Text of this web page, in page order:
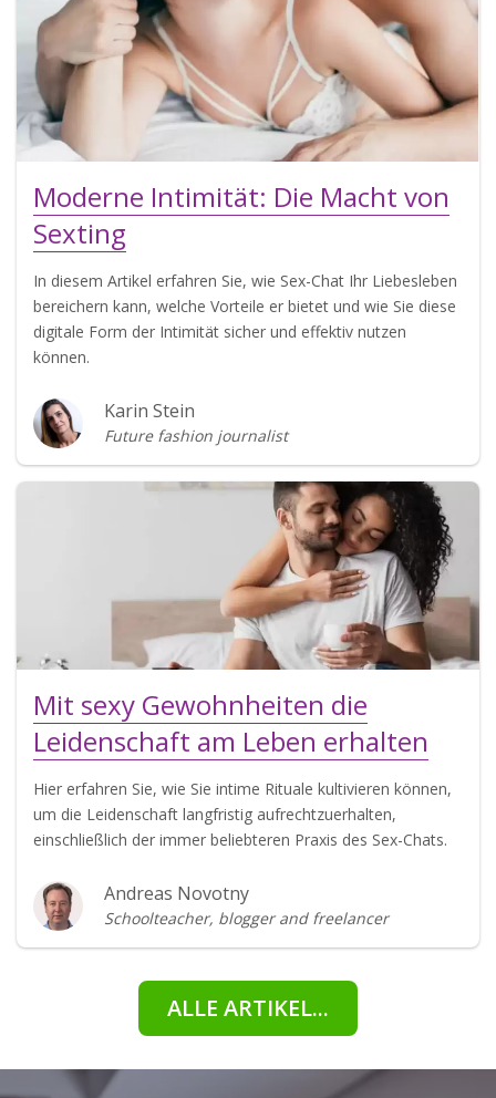
Moderne Intimität: Die Macht von
Sexting
In diesem Artikel erfahren Sie, wie Sex-Chat Ihr Liebesleben
bereichern kann, welche Vorteile er bietet und wie Sie diese
digitale Form der Intimität sicher und effektiv nutzen
können.
Karin Stein
Future fashion journalist
Mit sexy Gewohnheiten die
Leidenschaft am Leben erhalten
Hier erfahren Sie, wie Sie intime Rituale kultivieren können,
um die Leidenschaft langfristig aufrechtzuerhalten,
einschließlich der immer beliebteren Praxis des Sex-Chats.
Andreas Novotny
Schoolteacher, blogger and freelancer
ALLE ARTIKEL...